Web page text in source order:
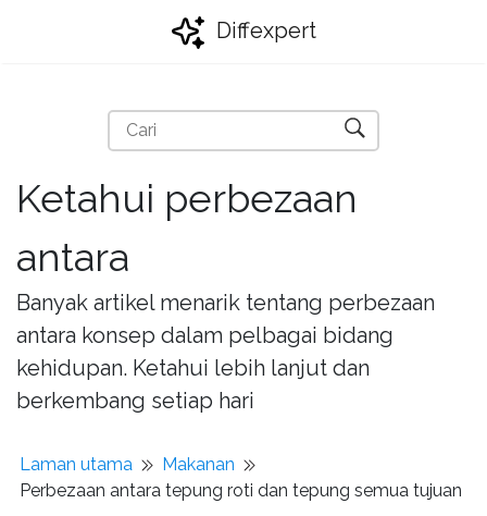
Diffexpert
Ketahui perbezaan
antara
Banyak artikel menarik tentang perbezaan
antara konsep dalam pelbagai bidang
kehidupan. Ketahui lebih lanjut dan
berkembang setiap hari
Laman utama
Makanan
Perbezaan antara tepung roti dan tepung semua tujuan